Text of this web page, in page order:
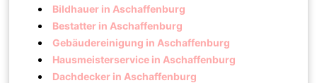
Bildhauer in Aschaffenburg
Bestatter in Aschaffenburg
Gebäudereinigung in Aschaffenburg
Hausmeisterservice in Aschaffenburg
Dachdecker in Aschaffenburg